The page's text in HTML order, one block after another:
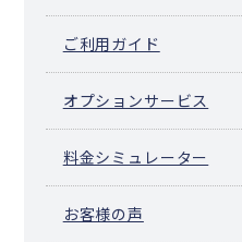
ご利用ガイド
オプションサービス
料金シミュレーター
お客様の声